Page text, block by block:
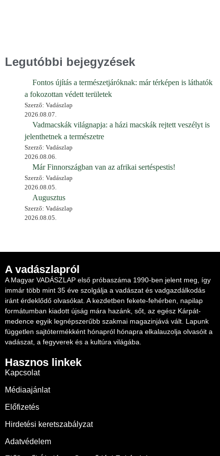
Legutóbbi bejegyzések
Fontos újítás a természetjáróknak: már térképen is láthatók
a fokozottan védett területek
Szerző: Vadászlap
2026.08.07.
Vadmacskák világnapja: a házi macskák rejtett veszélyt is
jelenthetnek a természetre
Szerző: Vadászlap
2026.08.06.
Már Finnországban van az afrikai sertéspestis!
Szerző: Vadászlap
2026.08.05.
Augusztus
Szerző: Vadászlap
2026.08.05.
A vadászlapról
A Magyar VADÁSZLAP első próbaszáma 1990-ben jelent meg, így
immár több mint 35 éve szolgálja a vadászat és vadgazdálkodás
iránt érdeklődő olvasókat. A kezdetben fekete-fehérben, napilap
formátumban kiadott újság mára hazánk, sőt, az egész Kárpát-
medence egyik legnépszerűbb szakmai magazinjává vált. Lapunk
független sajtótermékként hónapról hónapra elkalauzolja olvasóit a
vadászat, a fegyverek és a kultúra világába.
Hasznos linkek
Kapcsolat
Médiaajánlat
Előfizetés
Hirdetési keretszabályzat
Adatvédelem